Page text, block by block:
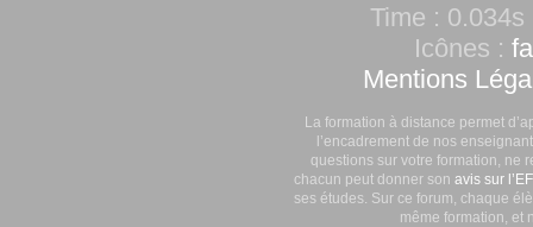
Time :
Icônes :
Mentions
La formation à distance permet
l’encadrement de nos
questions sur votre formation, ne
chacun peut donner son avis sur
ses études. Sur ce forum, chaque
même formation, et